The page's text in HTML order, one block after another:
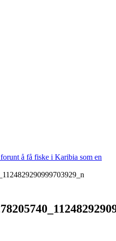
å få fiske i Karibia som en